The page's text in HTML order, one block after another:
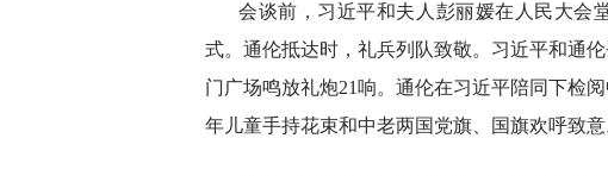
会谈前，习近平和夫人彭丽媛在人民大会
式。通伦抵达时，礼兵列队致敬。习近平和通
门广场鸣放礼炮21响。通伦在习近平陪同下检
年儿童手持花束和中老两国党旗、国旗欢呼致意